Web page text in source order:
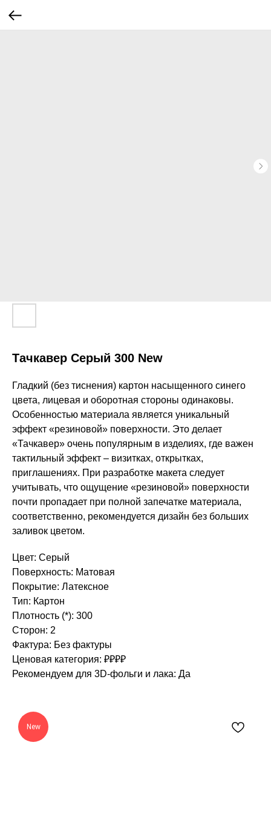
Тачкавер Серый 300 New
Гладкий (без тиснения) картон насыщенного синего
цвета, лицевая и оборотная стороны одинаковы.
Особенностью материала является уникальный
эффект «резиновой» поверхности. Это делает
«Тачкавер» очень популярным в изделиях, где важен
тактильный эффект – визитках, открытках,
приглашениях. При разработке макета следует
учитывать, что ощущение «резиновой» поверхности
почти пропадает при полной запечатке материала,
соответственно, рекомендуется дизайн без больших
заливок цветом.
Цвет: Серый
Поверхность: Матовая
Покрытие: Латексное
Тип: Картон
Плотность (*): 300
Сторон: 2
Фактура: Без фактуры
Ценовая категория: ₽₽₽₽
Рекомендуем для 3D-фольги и лака: Да
New